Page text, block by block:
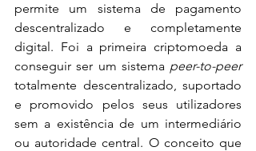
permite um sistema de pagamento
descentralizado e completamente
digital. Foi a primeira criptomoeda a
conseguir ser um sistema peer-to-peer
totalmente descentralizado, suportado
e promovido pelos seus utilizadores
sem a existência de um intermediário
ou autoridade central. O conceito que